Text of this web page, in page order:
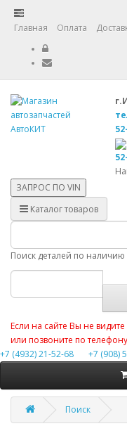
Главная Оплата
ЗАПРОС ПО VIN
Каталог товаров
Поиск деталей по наличию
Если на сайте Вы не
или позвоните по
+7 (4932) 21-52-68
+7 (908)
Поиск